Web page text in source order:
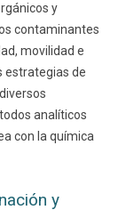
y
contaminantes
movilidad e
estrategias de
analíticos
con la química
y